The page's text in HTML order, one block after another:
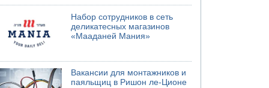
Набор сотрудников в сеть
деликатесных магазинов
«Мааданей Мания»
Вакансии для монтажников и
паяльщиц в Ришон ле-Ционе